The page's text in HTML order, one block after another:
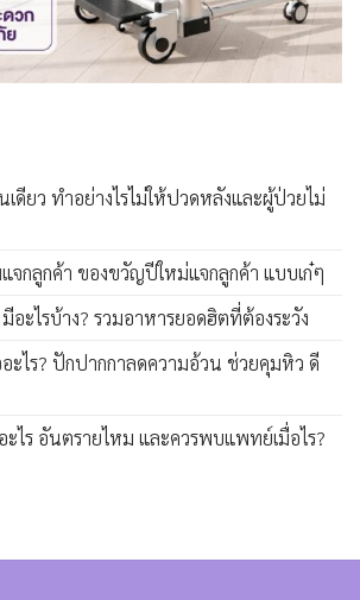
ดียว ทำอย่างไรไม่ให้ปวดหลังและผู้ป่วยไม่
แจกลูกค้า ของขวัญปีใหม่แจกลูกค้า แบบเก๋ๆ
อะไรบ้าง? รวมอาหารยอดฮิตที่ต้องระวัง
ะไร? ปักปากกาลดความอ้วน ช่วยคุมหิว ดี
ะไร อันตรายไหม และควรพบแพทย์เมื่อไร?